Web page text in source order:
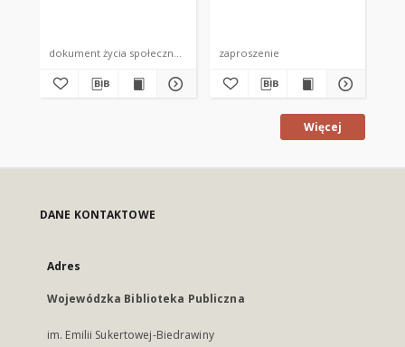
dokument życia społecznego zaproszenie
Więcej
DANE KONTAKTOWE
Adres
Wojewódzka Biblioteka Publiczna
im. Emilii Sukertowej-Biedrawiny